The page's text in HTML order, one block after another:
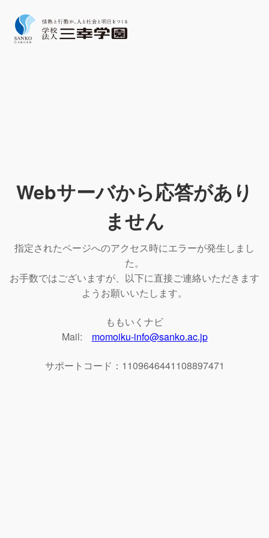
Webサーバから応答があり
ません
指定されたページへのアクセス時にエラーが発生しまし
た。
お手数ではございますが、以下に直接ご連絡いただきます
ようお願いいたします。
ももいくナビ
Mail: momoiku-info@sanko.ac.jp
サポートコード：1109646441108897471